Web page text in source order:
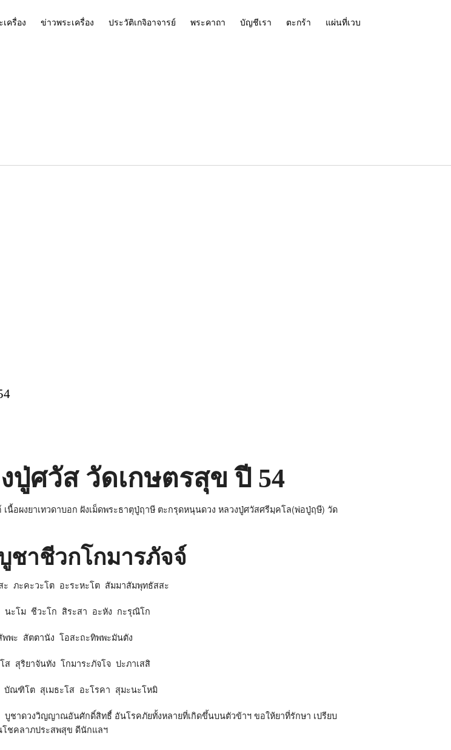
ครื่อง ข่าวพระเครื่อง ประวัติเกจิอาจารย์ พระคาถา บัญชีเรา ตะกร้า แผ่นที่เวบ
ปู่ศวัส วัดเกษตรสุข ปี 54
อผงยาเทวดาบอก ฝังเม็ดพระธาตุปู่ฤาษี ตะกรุดหนุนดวง หลวงปู่ศวัสศรีมฺคโล(พ่อปู่ฤษี) วัด
ชาชีวกโกมารภัจจ์
ะ ภะคะวะโต อะระหะโต สัมมาสัมพุทธัสสะ
นะโม ชีวะโก สิระสา อะหัง กะรุณิโก
พพะ สัตตานัง โอสะถะทิพพะมันตัง
ส สุริยาจันทัง โกมาระภัจโจ ปะภาเสสิ
บัณฑิโต สุเมธะโส อะโรคา สุมะนะโหมิ
บูชาดวงวิญญาณอันศักดิ์สิทธื์ อันโรคภัยทั้งหลายที่เกิดขึ้นบนตัวข้าฯ ขอให้ยาที่รักษา เปรียบ
โชคลาภประสพสุข ดีนักแลฯ